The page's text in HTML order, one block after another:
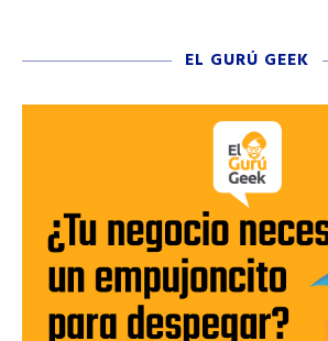
EL GURÚ GEEK